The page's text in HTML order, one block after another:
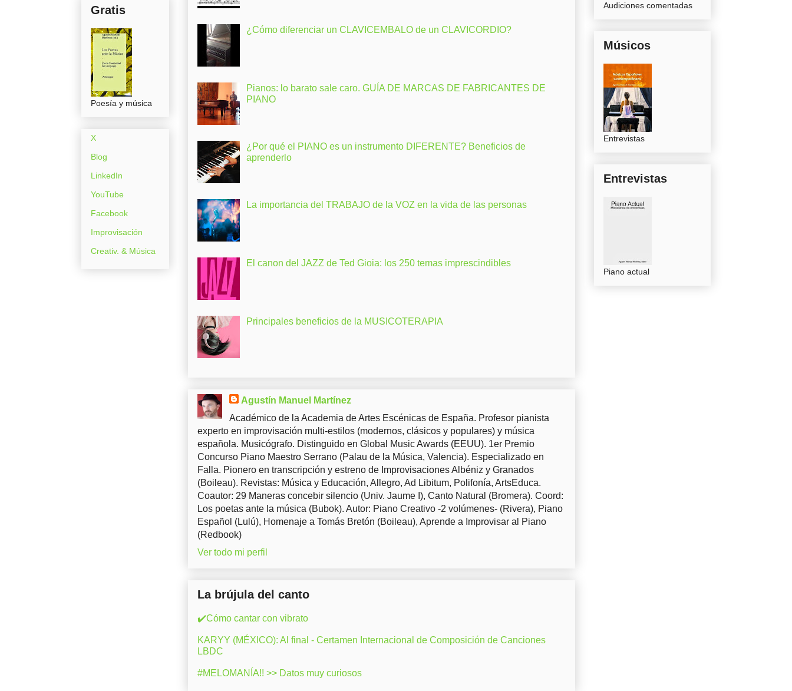
¿Cómo diferenciar un CLAVICEMBALO de un CLAVICORDIO?
Pianos: lo barato sale caro. GUÍA DE MARCAS DE FABRICANTES DE
PIANO
¿Por qué el PIANO es un instrumento DIFERENTE? Beneficios de
aprenderlo
La importancia del TRABAJO de la VOZ en la vida de las personas
El canon del JAZZ de Ted Gioia: los 250 temas imprescindibles
Principales beneficios de la MUSICOTERAPIA
Agustín Manuel Martínez
Académico de la Academia de Artes Escénicas de España. Profesor pianista
experto en improvisación multi-estilos (modernos, clásicos y populares) y música
española. Musicógrafo. Distinguido en Global Music Awards (EEUU). 1er Premio
Concurso Piano Maestro Serrano (Palau de la Música, Valencia). Especializado en
Falla. Pionero en transcripción y estreno de Improvisaciones Albéniz y Granados
(Boileau). Revistas: Música y Educación, Allegro, Ad Libitum, Polifonía, ArtsEduca.
Coautor: 29 Maneras concebir silencio (Univ. Jaume I), Canto Natural (Bromera). Coord:
Los poetas ante la música (Bubok). Autor: Piano Creativo -2 volúmenes- (Rivera), Piano
Español (Lulú), Homenaje a Tomás Bretón (Boileau), Aprende a Improvisar al Piano
(Redbook)
Ver todo mi perfil
La brújula del canto
✔️Cómo cantar con vibrato
KARYY (MÉXICO): Al final - Certamen Internacional de Composición de Canciones
LBDC
#MELOMANÍA!! >> Datos muy curiosos
Gratis
Poesía y música
X
Blog
LinkedIn
YouTube
Facebook
Improvisación
Creativ. & Música
Audiciones comentadas
Músicos
Entrevistas
Entrevistas
Piano actual